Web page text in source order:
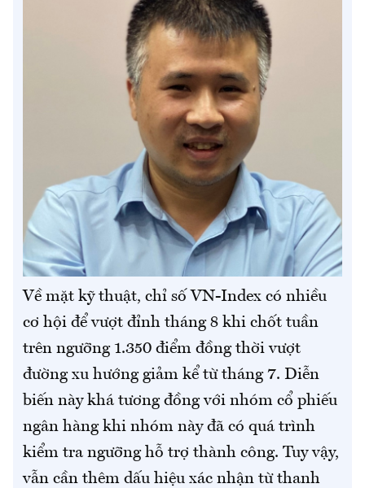
Về mặt kỹ thuật, chỉ số VN-Index có nhiều
cơ hội để vượt đỉnh tháng 8 khi chốt tuần
trên ngưỡng 1.350 điểm đồng thời vượt
đường xu hướng giảm kể từ tháng 7. Diễn
biến này khá tương đồng với nhóm cổ phiếu
ngân hàng khi nhóm này đã có quá trình
kiểm tra ngưỡng hỗ trợ thành công. Tuy vậy,
vẫn cần thêm dấu hiệu xác nhận từ thanh